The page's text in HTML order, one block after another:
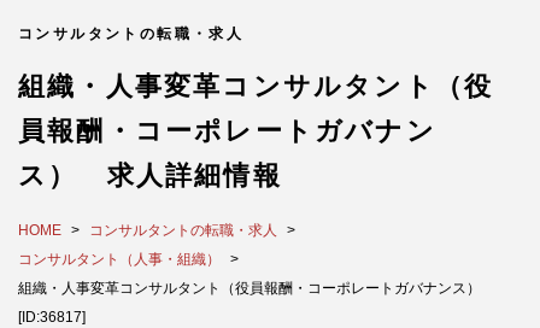
コンサルタントの転職・求人
組織・人事変革コンサルタント（役
員報酬・コーポレートガバナン
ス） 求人詳細情報
HOME
コンサルタントの転職・求人
コンサルタント（人事・組織）
組織・人事変革コンサルタント（役員報酬・コーポレートガバナンス）
[ID:36817]